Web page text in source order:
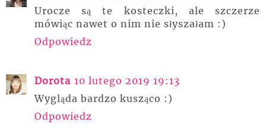
Urocze są te kosteczki, ale szczerze
mówiąc nawet o nim nie słyszałam :)
Odpowiedz
Dorota 10 lutego 2019 19:13
Wygląda bardzo kusząco :)
Odpowiedz